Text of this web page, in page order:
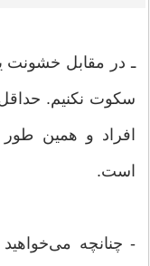
ـ در مقابل خشونت
سکوت نکنیم. حداقل
افراد و همین
است.
- چنانچه